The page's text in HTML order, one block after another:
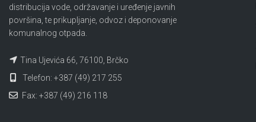
distribucija vode, održavanje i uređenje javnih
površina, te prikupljanje, odvoz i deponovanje
komunalnog otpada.
Tina Ujevića 66, 76100, Brčko
Telefon: +387 (49) 217 255
Fax: +387 (49) 216 118